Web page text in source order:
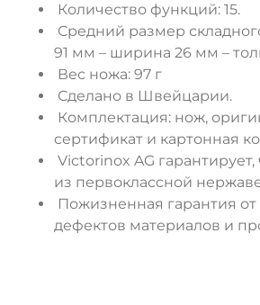
Количество функций: 15.
Средний размер
91 мм – ширина 26 мм –
Вес ножа: 97 г
Сделано в Швейцарии.
Комплектация: нож,
сертификат и картонная
Victorinox AG
из первоклассной
Пожизненная гарантия
дефектов материалов и